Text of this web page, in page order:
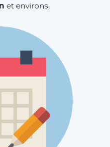
et environs.